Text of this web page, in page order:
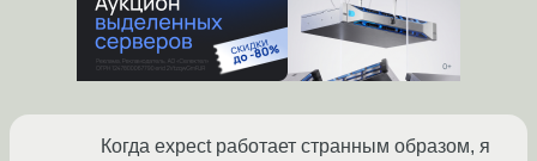
Когда expect работает странным образом, я